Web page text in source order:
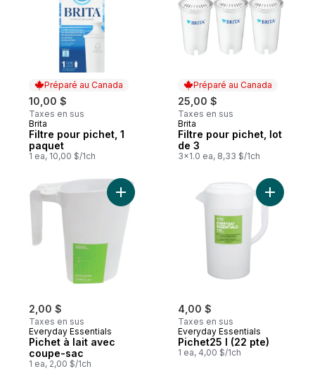
Préparé au Canada
10,00 $
Taxes en sus
Préparé au Canada
Brita
Filtre pour pichet, 1
paquet
1 ea, 10,00 $/1ch
Préparé au Canada
25,00 $
Taxes en sus
Préparé au Canada
Brita
Filtre pour pichet, lot
de 3
3x1.0 ea, 8,33 $/1ch
2,00 $
Taxes en sus
Everyday Essentials
Pichet à lait avec
coupe-sac
1 ea, 2,00 $/1ch
Ajouter Pichet à lait avec coupe-sac au
4,00 $
Taxes en sus
Everyday Essentials
Pichet25 l (22 pte)
1 ea, 4,00 $/1ch
Ajouter